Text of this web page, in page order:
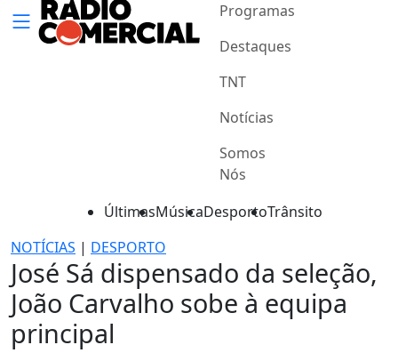
Programas
Destaques
TNT
Notícias
Somos
Nós
ÚltimasMúsicaDesportoTrânsito
NOTÍCIAS | DESPORTO
José Sá dispensado da seleção,
João Carvalho sobe à equipa
principal